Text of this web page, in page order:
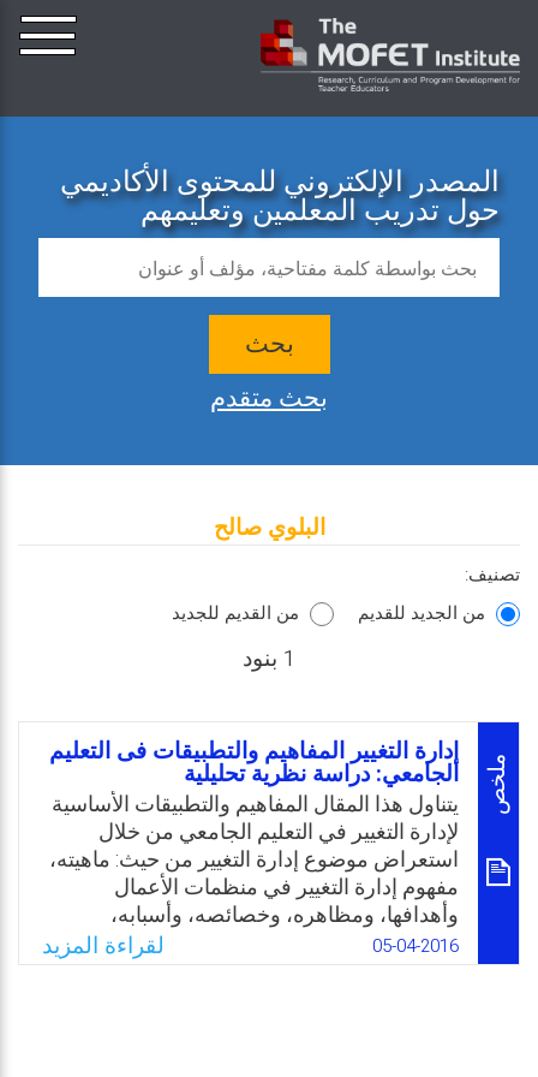
المصدر الإلكتروني للمحتوى الأكاديمي
حول تدريب المعلمين وتعليمهم
بحث
بحث متقدم
البلوي صالح
تصنيف:
من الجديد للقديم
من القديم للجديد
1 بنود
ملخص
إدارة التغيير المفاهيم والتطبيقات فى التعليم
الجامعي: دراسة نظرية تحليلية
يتناول هذا المقال المفاهيم والتطبيقات الأساسية
لإدارة التغيير في التعليم الجامعي من خلال
استعراض موضوع إدارة التغيير من حيث: ماهيته،
مفهوم إدارة التغيير في منظمات الأعمال
وأهدافها، ومظاهره، وخصائصه، وأسبابه،
وأهداف برامج التغيير، والقوى الدافعة له. ومن
ثم استعراض أنواع التغيير واستراتيجياته،
05-04-2016 لقراءة المزيد